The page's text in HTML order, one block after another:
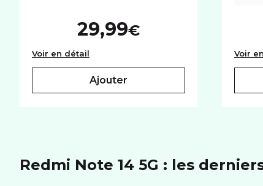
29,99€
Voir en détail
ajouter
Voir
Redmi Note 14 5G : les